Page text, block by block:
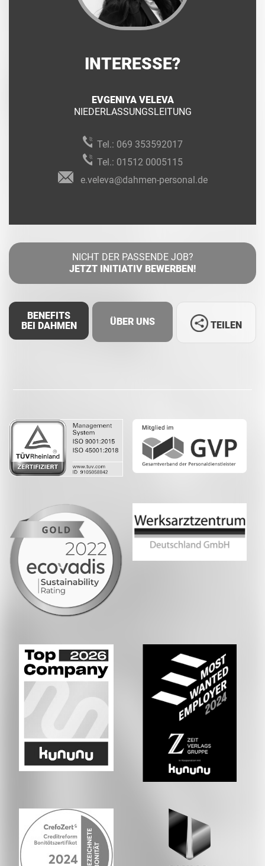
INTERESSE?
EVGENIYA VELEVA
NIEDERLASSUNGSLEITUNG
Tel.: 069 353592017
Tel.: 01512 0005115
e.veleva@dahmen-personal.de
NICHT DER PASSENDE JOB?
JETZT INITIATIV BEWERBEN!
BENEFITS
BEI DAHMEN
ÜBER UNS TEILEN